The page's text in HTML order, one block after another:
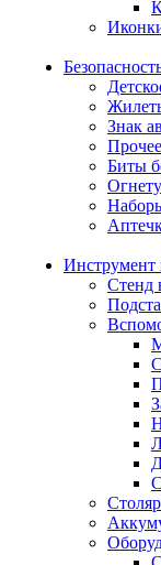
Знак
Прочее
Биты
Инструмент
Стенд